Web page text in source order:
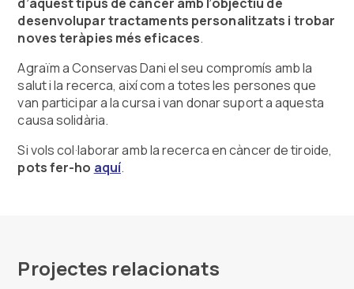
desenvolupar tractaments personalitzats i trobar
noves teràpies més eficaces.
Agraïm a Conservas Dani el seu compromís amb la
salut i la recerca, així com a totes les persones que
van participar a la cursa i van donar suport a aquesta
causa solidària.
Si vols col·laborar amb la recerca en càncer de tiroide,
pots fer-ho aquí.
Projectes relacionats